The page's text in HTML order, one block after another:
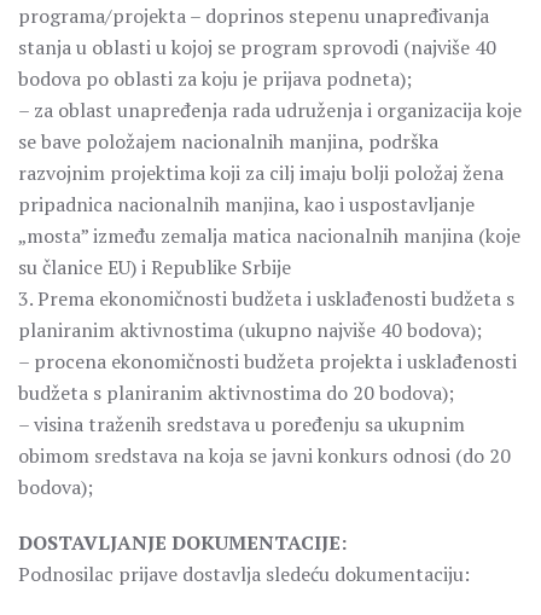
programa/projekta – doprinos stepenu unapređivanja
stanja u oblasti u kojoj se program sprovodi (najviše 40
bodova po oblasti za koju je prijava podneta);
– za oblast unapređenja rada udruženja i organizacija koje
se bave položajem nacionalnih manjina, podrška
razvojnim projektima koji za cilj imaju bolji položaj žena
pripadnica nacionalnih manjina, kao i uspostavljanje
„mosta” između zemalja matica nacionalnih manjina (koje
su članice EU) i Republike Srbije
3. Prema ekonomičnosti budžeta i usklađenosti budžeta s
planiranim aktivnostima (ukupno najviše 40 bodova);
– procena ekonomičnosti budžeta projekta i usklađenosti
budžeta s planiranim aktivnostima do 20 bodova);
– visina traženih sredstava u poređenju sa ukupnim
obimom sredstava na koja se javni konkurs odnosi (do 20
bodova);
DOSTAVLJANJE DOKUMENTACIJE:
Podnosilac prijave dostavlja sledeću dokumentaciju: